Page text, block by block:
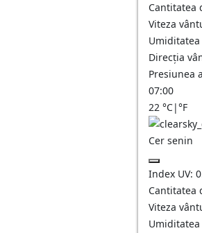
Cantitatea
Viteza
Direcția
Presiunea
07:00
22 °C|°F
Cer senin
Index UV:
Cantitatea
Viteza